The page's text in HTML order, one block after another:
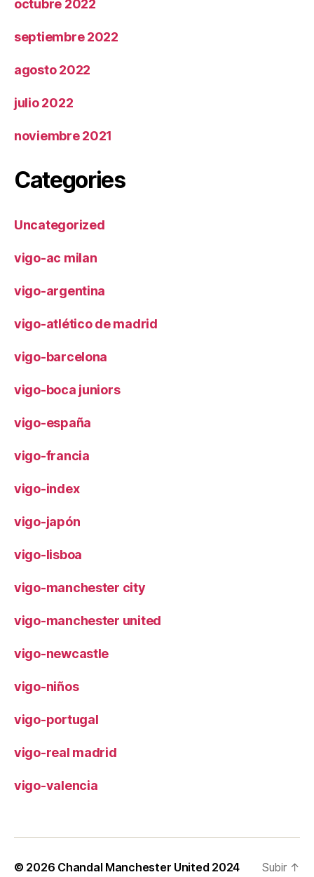
octubre 2022
septiembre 2022
agosto 2022
julio 2022
noviembre 2021
Categories
Uncategorized
vigo-ac milan
vigo-argentina
vigo-atlético de madrid
vigo-barcelona
vigo-boca juniors
vigo-españa
vigo-francia
vigo-index
vigo-japón
vigo-lisboa
vigo-manchester city
vigo-manchester united
vigo-newcastle
vigo-niños
vigo-portugal
vigo-real madrid
vigo-valencia
© 2026 Chandal Manchester United 2024 Subir ↑